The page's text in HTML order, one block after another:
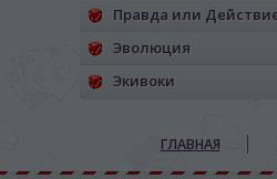
Правда или
Эволюция
Экивоки
ГЛАВНАЯ